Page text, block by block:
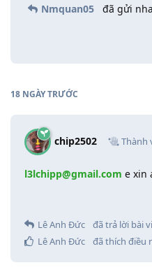
Nmquan05 đã gửi nha
18 NGÀYTRƯỚC
chip2502 Thành
l3lchipp@gmail.com e xin
Lê Anh Đức
đã trả lời bài
Lê Anh Đức
đã thích điều